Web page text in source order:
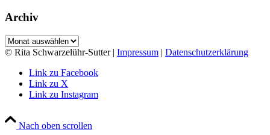
Archiv
Archiv
© Rita Schwarzelühr-Sutter | Impressum | Datenschutzerklärung
Link zu Facebook
Link zu X
Link zu Instagram
Nach oben scrollen